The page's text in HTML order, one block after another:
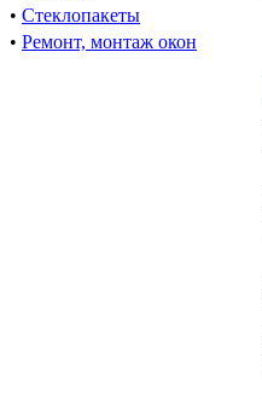
• Стеклопакеты
• Ремонт, монтаж окон